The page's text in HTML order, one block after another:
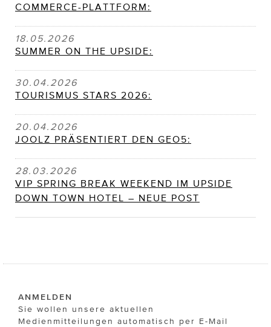
COMMERCE-PLATTFORM:
18.05.2026
SUMMER ON THE UPSIDE:
30.04.2026
TOURISMUS STARS 2026:
20.04.2026
JOOLZ PRÄSENTIERT DEN GEO5:
28.03.2026
VIP SPRING BREAK WEEKEND IM UPSIDE
DOWN TOWN HOTEL – NEUE POST
ANMELDEN
Sie wollen unsere aktuellen
Medienmitteilungen automatisch per E-Mail